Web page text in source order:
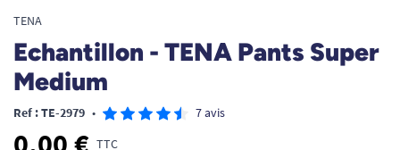
TENA
Echantillon - TENA Pants Super
Medium
Ref : TE-2979 • 7 avis
TTC